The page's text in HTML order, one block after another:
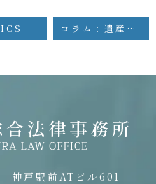
コラム：遺産確認訴訟
神戸駅前ATビル601